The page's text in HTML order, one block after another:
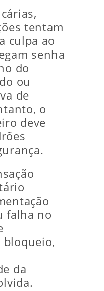
tentam
culpa ao
senha
do
ou
de
o
deve
falha no
bloqueio,
da